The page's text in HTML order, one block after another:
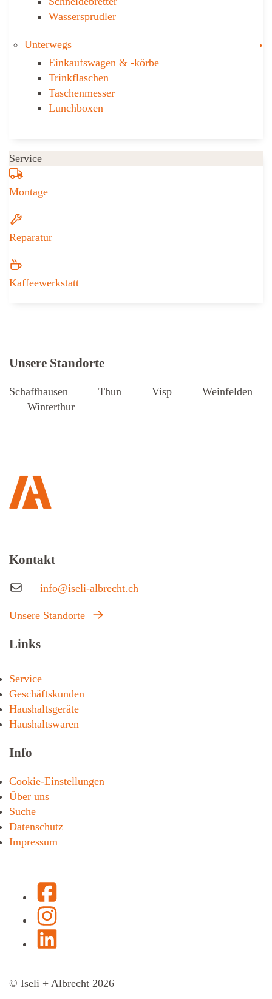
Wassersprudler
Unterwegs
Einkaufswagen & ­-körbe
Trinkflaschen
Taschen­messer
Lunchboxen
Service
Montage
Reparatur
Kaffeewerkstatt
Unsere Standorte
Schaffhausen Thun Visp
Weinfelden
Winterthur
Kontakt
info@iseli-albrecht.ch
Unsere Standorte
Links
Service
Geschäftskunden
Haushaltsgeräte
Haushaltswaren
Info
Cookie-Einstellungen
Über uns
Suche
Datenschutz
Impressum
© Iseli + Albrecht 2026